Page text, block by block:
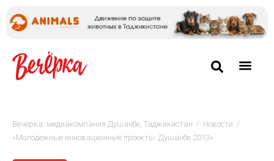
Вечёрка: медиакомпания Душанбе, Таджикистан / Новости /
«Молодежные инновационные проекты. Душанбе 2013»